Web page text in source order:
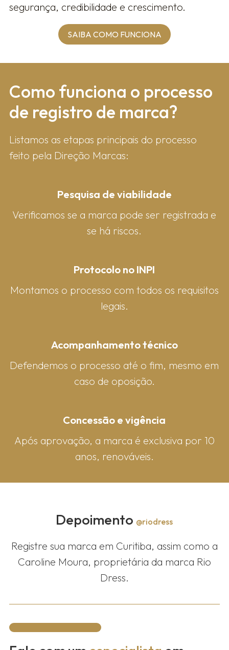
segurança, credibilidade e crescimento.
SAIBA COMO FUNCIONA
Como fun​ciona o processo
de registro de marca?
Listamos as etapas principais do processo
feito pela Direção Marcas:
Pesquisa de viabilidade
Verificamos se a marca pode ser registrada e
se há riscos.
Protocolo no INPI
Montamos o processo com todos os requisitos
legais.
Acompanhamento técnico
Defendemos o processo até o fim, mesmo em
caso de oposição.
Concessão e vigência
Após aprovação, a marca é exclusiva por 10
anos, renováveis.
Depoimento @riodress
Registre sua marca em Curitiba, assim como a
Caroline Moura, proprietária da marca Rio
Dress.